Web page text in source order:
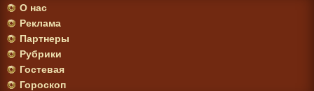
О нас
Реклама
Партнеры
Рубрики
Гостевая
Гороскоп